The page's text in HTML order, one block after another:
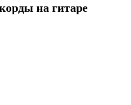
на гитаре